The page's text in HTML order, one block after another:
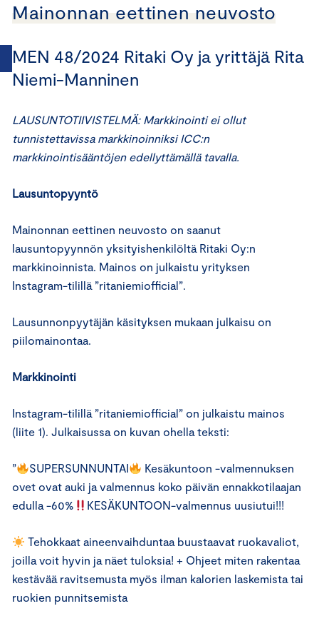
Mainonnan eettinen neuvosto
MEN 48/2024 Ritaki Oy ja yrittäjä Rita
Niemi-Manninen
LAUSUNTOTIIVISTELMÄ: Markkinointi ei ollut
tunnistettavissa markkinoinniksi ICC:n
markkinointisääntöjen edellyttämällä tavalla.
Lausuntopyyntö
Mainonnan eettinen neuvosto on saanut
lausuntopyynnön yksityishenkilöltä Ritaki Oy:n
markkinoinnista. Mainos on julkaistu yrityksen
Instagram-tilillä ”ritaniemiofficial”.
Lausunnonpyytäjän käsityksen mukaan julkaisu on
piilomainontaa.
Markkinointi
Instagram-tilillä ”ritaniemiofficial” on julkaistu mainos
(liite 1). Julkaisussa on kuvan ohella teksti:
” SUPERSUNNUNTAI
Kesäkuntoon -valmennuksen
ovet ovat auki ja valmennus koko päivän ennakkotilaajan
edulla -60%
KESÄKUNTOON-valmennus uusiutui!!!
Tehokkaat aineenvaihduntaa buustaavat ruokavaliot,
joilla voit hyvin ja näet tuloksia! + Ohjeet miten rakentaa
kestävää ravitsemusta myös ilman kalorien laskemista tai
ruokien punnitsemista